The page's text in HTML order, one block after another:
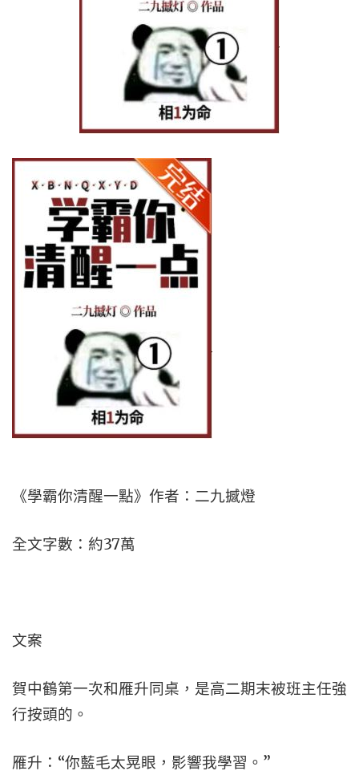
《學霸你清醒一點》作者：二九撼燈
全文字數：約37萬
文案
賀中鶴第一次和雁升同桌，是高二期末被班主任強
行按頭的。
雁升：“你藍毛太晃眼，影響我學習。”